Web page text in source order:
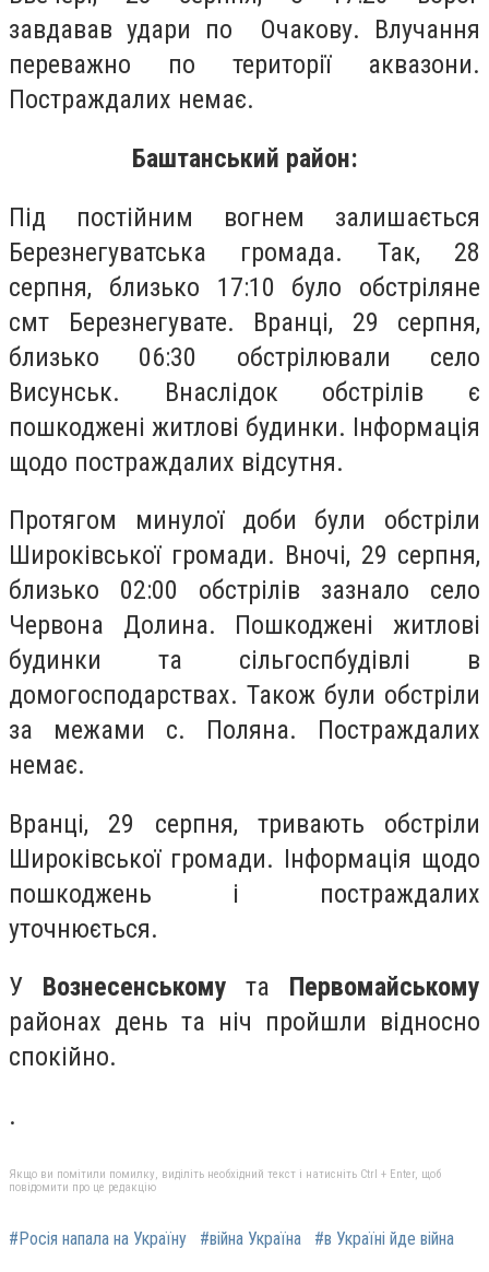
завдавав удари по Очакову. Влучання
переважно по території аквазони.
Постраждалих немає.
Баштанський район:
Під постійним вогнем залишається
Березнегуватська громада. Так, 28
серпня, близько 17:10 було обстріляне
смт Березнегувате. Вранці, 29 серпня,
близько 06:30 обстрілювали село
Висунськ. Внаслідок обстрілів є
пошкоджені житлові будинки. Інформація
щодо постраждалих відсутня.
Протягом минулої доби були обстріли
Широківської громади. Вночі, 29 серпня,
близько 02:00 обстрілів зазнало село
Червона Долина. Пошкоджені житлові
будинки та сільгоспбудівлі в
домогосподарствах. Також були обстріли
за межами с. Поляна. Постраждалих
немає.
Вранці, 29 серпня, тривають обстріли
Широківської громади. Інформація щодо
пошкоджень і постраждалих
уточнюється.
У Вознесенському та Первомайському
районах день та ніч пройшли відносно
спокійно.
.
Якщо ви помітили помилку, виділіть необхідний текст і натисніть Ctrl + Enter, щоб
повідомити про це редакцію
#Росія напала на Україну #війна Україна #в Україні йде війна